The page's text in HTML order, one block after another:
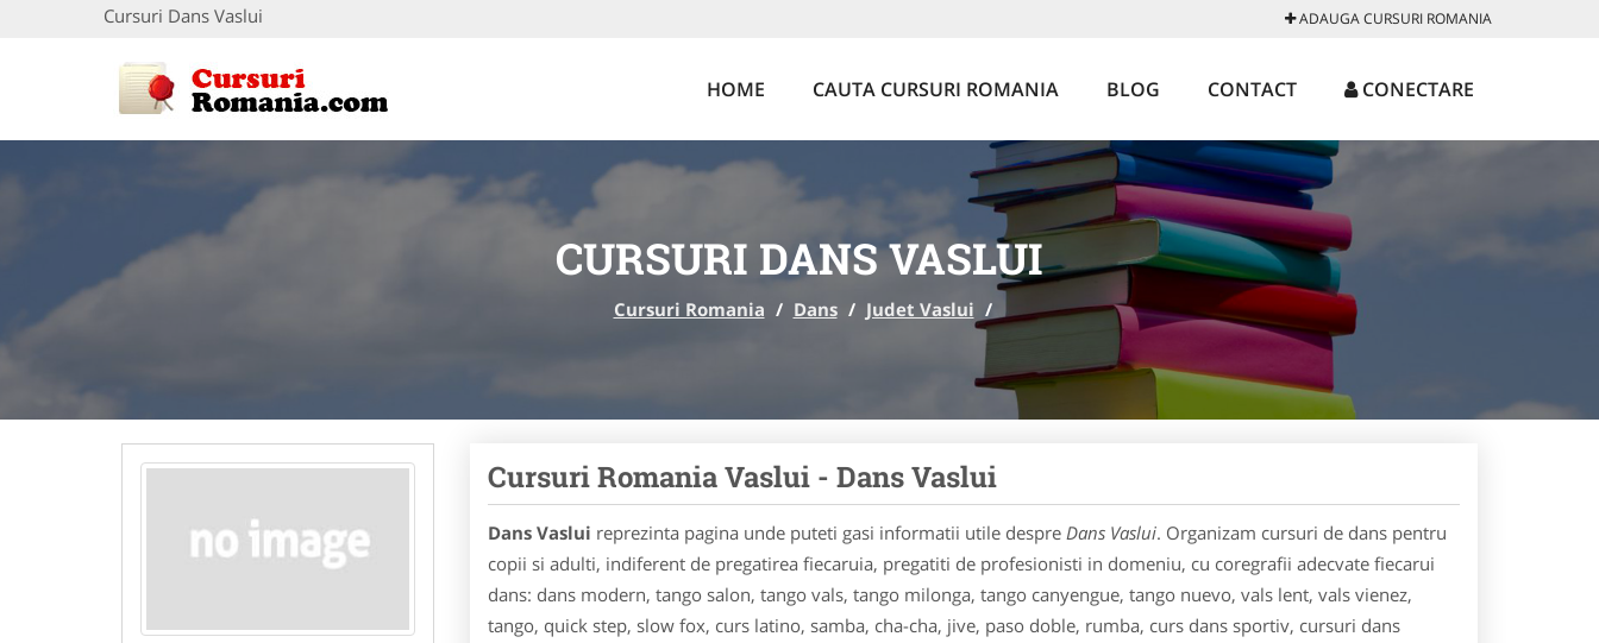
Cursuri Dans Vaslui ADAUGA CURSURI ROMANIA
HOME CAUTA CURSURI ROMANIA BLOG CONTACT CONECTARE
CURSURI DANS VASLUI
Cursuri Romania / Dans / Judet Vaslui /
Cursuri Romania Vaslui - Dans Vaslui
Dans Vaslui reprezinta pagina unde puteti gasi informatii utile despre Dans Vaslui. Organizam cursuri de dans pentru
copii si adulti, indiferent de pregatirea fiecaruia, pregatiti de profesionisti in domeniu, cu coregrafii adecvate fiecarui
dans: dans modern, tango salon, tango vals, tango milonga, tango canyengue, tango nuevo, vals lent, vals vienez,
tango, quick step, slow fox, curs latino, samba, cha-cha, jive, paso doble, rumba, curs dans sportiv, cursuri dans